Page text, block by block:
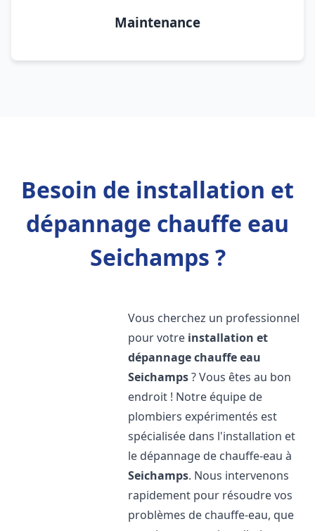
Maintenance
Besoin de installation et
dépannage chauffe eau
Seichamps ?
Vous cherchez un professionnel
pour votre installation et
dépannage chauffe eau
Seichamps? Vous êtes au bon
endroit ! Notre équipe de
plombiers expérimentés est
spécialisée dans l'installation et
le dépannage de chauffe-eau à
Seichamps. Nous intervenons
rapidement pour résoudre vos
problèmes de chauffe-eau, que